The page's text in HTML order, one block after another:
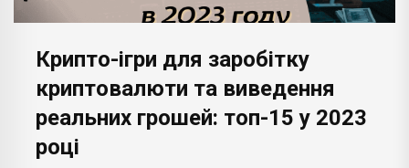
Крипто-ігри для заробітку
криптовалюти та виведення
реальних грошей: топ-15 у 2023
році